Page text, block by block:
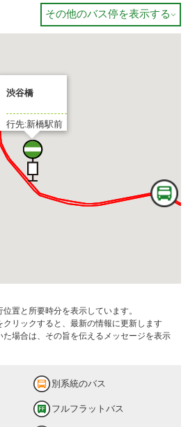
その他のバス停を表示する 
渋谷橋
行先:新橋駅前
置と所要時分を表示しています。
クリックすると、最新の情報に更新します
場合は、その旨を伝えるメッセージを表示
別系統のバス
フルフラットバス